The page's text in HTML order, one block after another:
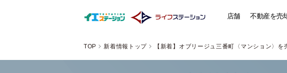
店舗 不動産を売
TOP 新着情報トップ 【新着】オブリージュ三番町〈マンション〉